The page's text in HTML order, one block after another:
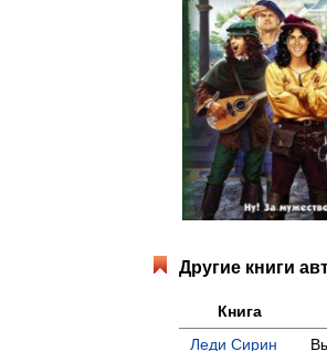
Другие книги
Книга
Леди Сирин